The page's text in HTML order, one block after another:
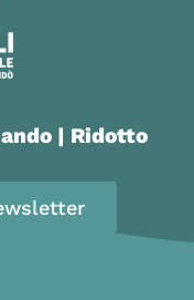
| Ridotto